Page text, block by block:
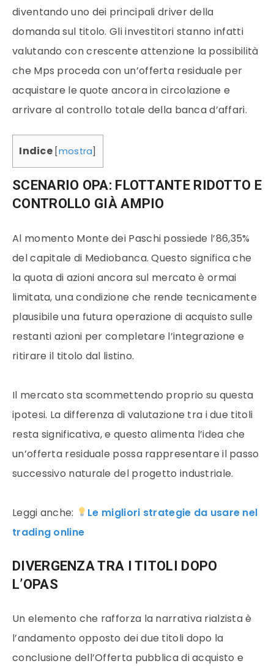
diventando uno dei principali driver della
domanda sul titolo. Gli investitori stanno infatti
valutando con crescente attenzione la possibilità
che Mps proceda con un’offerta residuale per
acquistare le quote ancora in circolazione e
arrivare al controllo totale della banca d’affari.
Indice [mostra
SCENARIO OPA: FLOTTANTE RIDOTTO E
CONTROLLO GIÀ AMPIO
Al momento Monte dei Paschi possiede l’86,35%
del capitale di Mediobanca. Questo significa che
la quota di azioni ancora sul mercato è ormai
limitata, una condizione che rende tecnicamente
plausibile una futura operazione di acquisto sulle
restanti azioni per completare l’integrazione e
ritirare il titolo dal listino.
Il mercato sta scommettendo proprio su questa
ipotesi. La differenza di valutazione tra i due titoli
resta significativa, e questo alimenta l’idea che
un’offerta residuale possa rappresentare il passo
successivo naturale del progetto industriale.
Leggi anche:
Le migliori strategie da usare nel
trading online
DIVERGENZA TRA I TITOLI DOPO
L’OPAS
Un elemento che rafforza la narrativa rialzista è
l’andamento opposto dei due titoli dopo la
conclusione dell’Offerta pubblica di acquisto e